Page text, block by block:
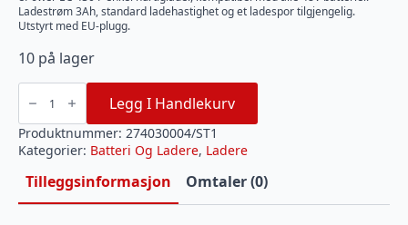
Ladestrøm 3Ah, standard ladehastighet og et ladespor tilgjengelig.
Utstyrt med EU-plugg.
10 på lager
STIGA
430
F
HURTIGLADER
antall
Legg I Handlekurv
Produktnummer: 274030004/ST1
Kategorier: Batteri Og Ladere, Ladere
Tilleggsinformasjon Omtaler (0)